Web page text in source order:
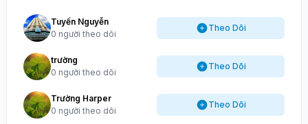
Tuyến Nguyễn
0 người theo dõi
Theo Dõi
trường
0 người theo dõi
Theo Dõi
Trường Harper
0 người theo dõi
Theo Dõi